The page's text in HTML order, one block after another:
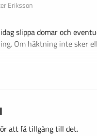
Eriksson
slippa domar och
Om häktning inte sker
att få tillgång till det.